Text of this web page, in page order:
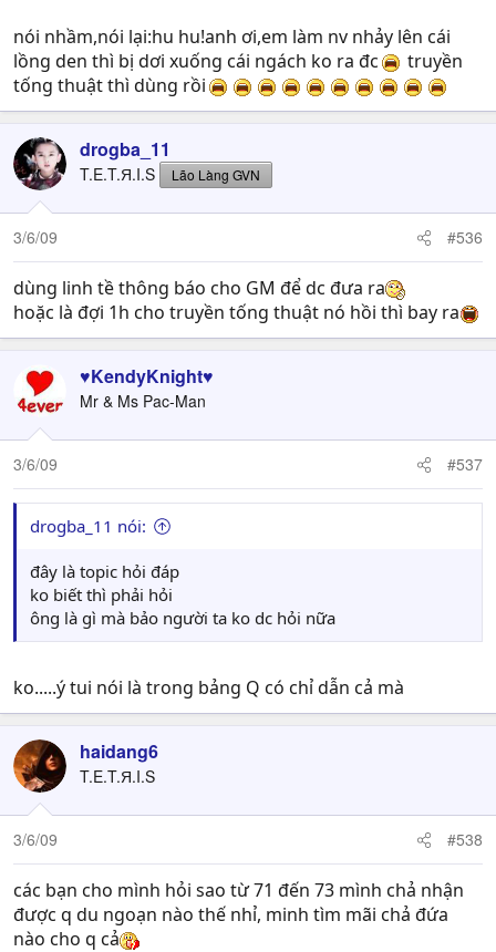
nói nhầm,nói lại:hu hu!anh ơi,em làm nv nhảy lên cái
lồng den thì bị dơi xuống cái ngách ko ra đc
truyền
tống thuật thì dùng rồi
drogba_11
T.E.T.Я.I.S Lão Làng GVN
3/6/09 #536
dùng linh tề thông báo cho GM để dc đưa ra
hoặc là đợi 1h cho truyền tống thuật nó hồi thì bay ra
♥KendyKnight♥
Mr & Ms Pac-Man
3/6/09 #537
drogba_11 nói:
đây là topic hỏi đáp
ko biết thì phải hỏi
ông là gì mà bảo người ta ko dc hỏi nữa
ko.....ý tui nói là trong bảng Q có chỉ dẫn cả mà
haidang6
T.E.T.Я.I.S
3/6/09 #538
các bạn cho mình hỏi sao từ 71 đến 73 mình chả nhận
được q du ngoạn nào thế nhỉ, minh tìm mãi chả đứa
nào cho q cả